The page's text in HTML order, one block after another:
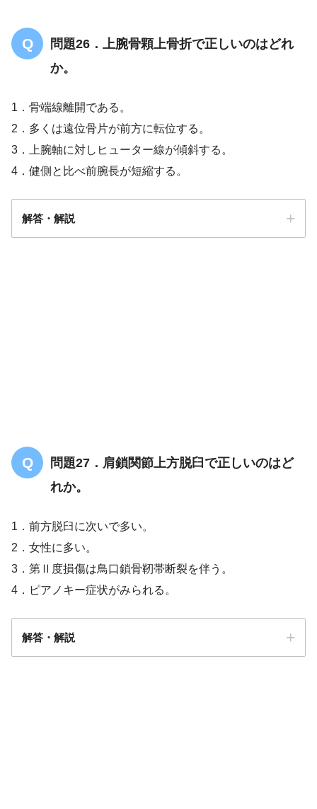
問題26．上腕骨顆上骨折で正しいのはどれ
か。
1．骨端線離開である。
2．多くは遠位骨片が前方に転位する。
3．上腕軸に対しヒューター線が傾斜する。
4．健側と比べ前腕長が短縮する。
解答・解説
問題27．肩鎖関節上方脱臼で正しいのはど
れか。
1．前方脱臼に次いで多い。
2．女性に多い。
3．第Ⅱ度損傷は鳥口鎖骨靭帯断裂を伴う。
4．ピアノキー症状がみられる。
解答・解説